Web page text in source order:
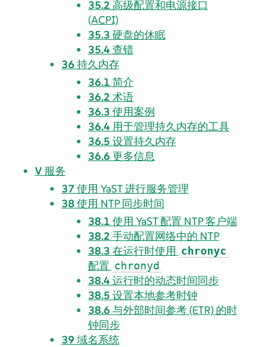
35.2 高级配置和电源接口
(ACPI)
35.3 硬盘的休眠
35.4查错
36 持久内存
36.1 简介
36.2 术语
36.3 使用案例
36.4 用于管理持久内存的工具
36.5 设置持久内存
36.6 更多信息
V 服务
37 使用 YaST 进行服务管理
38 使用 NTP 同步时间
38.1 使用 YaST 配置 NTP 客户端
38.2 手动配置网络中的 NTP
38.3 在运行时使用 chronyc
配置 chronyd
38.4运行时的动态时间同步
38.5 设置本地参考时钟
38.6 与外部时间参考 (ETR) 的时
钟同步
39 域名系统